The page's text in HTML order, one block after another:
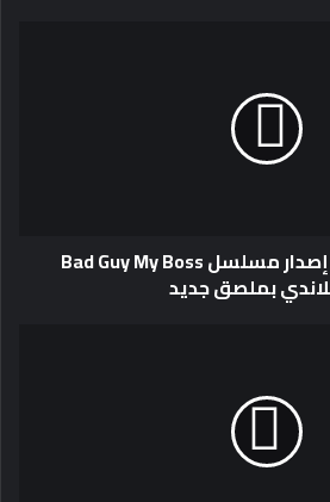
الكشف عن تاريخ إصدار مسلسل Bad Guy My Boss
بملصق جديد